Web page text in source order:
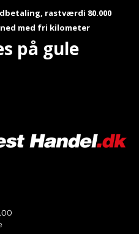
rastværdi 80.000
med fri kilometer
på gule